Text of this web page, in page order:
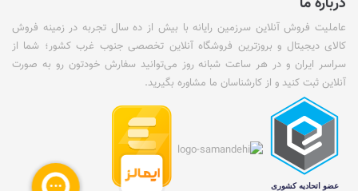
عاملیت فروش آنلاین سرزمین رایانه با بیش از ده سال تجربه در زمینه فروش
کالای دیجیتال و بروزترین فروشگاه آنلاین تخصصی جنوب غرب کشور؛ شما از
سراسر ایران و در هر ساعت شبانه روز می‌توانید سفارش خودتون رو به صورت
آنلاین ثبت کنید و از کارشناسان ما مشاوره بگیرید.